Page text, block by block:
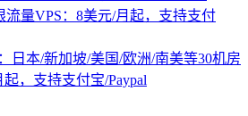
流量VPS：8美元/月起，支持支付
日本/新加坡/美国/欧洲/南美等30机房
，支持支付宝/Paypal